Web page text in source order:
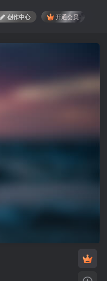
创作中心 开通会员